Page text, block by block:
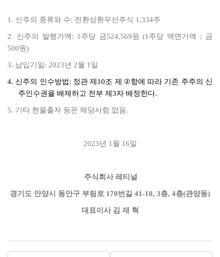
1. 신주의 종류와 수: 전환상환우선주식 1,334주
2. 신주의 발행가액: 1주당 금524,569원 (1주당 액면가액 : 금
500원)
3. 납입기일: 2023년 2월 1일
4. 신주의 인수방법: 정관 제10조 제 ②항에 따라 기존 주주의 신
주인수권을 배제하고 전부 제3자 배정한다.
5. 기타 현물출자 등은 해당사항 없음.
2023년 1월 16일
주식회사 레티널
경기도 안양시 동안구 부림로 170번길 41-10, 3층, 4층(관양동)
대표이사 김 재 혁